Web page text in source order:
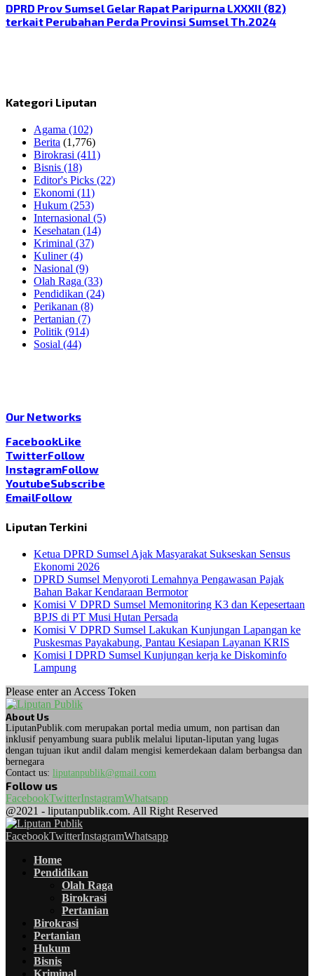
DPRD Prov Sumsel Gelar Rapat Paripurna LXXXII (82)
terkait Perubahan Perda Provinsi Sumsel Th.2024
Kategori Liputan
Agama (102)
Berita (1,776)
Birokrasi (411)
Bisnis (18)
Editor's Picks (22)
Ekonomi (11)
Hukum (253)
Internasional (5)
Kesehatan (14)
Kriminal (37)
Kuliner(4)
Nasional (9)
Olah Raga (33)
Pendidikan (24)
Perikanan (8)
Pertanian (7)
Politik (914)
Sosial (44)
Our Networks
FacebookLike
TwitterFollow
InstagramFollow
YoutubeSubscribe
EmailFollow
Liputan Terkini
Ketua DPRD Sumsel Ajak Masyarakat Sukseskan Sensus
Ekonomi 2026
DPRD Sumsel Menyoroti Lemahnya Pengawasan Pajak
Bahan Bakar Kendaraan Bermotor
Komisi V DPRD Sumsel Memonitoring K3 dan Kepesertaan
BPJS di PT Musi Hutan Persada
Komisi V DPRD Sumsel Lakukan Kunjungan Lapangan ke
Puskesmas Payakabung, Pantau Kesiapan Layanan KRIS
Komisi I DPRD Sumsel Kunjungan kerja ke Diskominfo
Lampung
Please enter an Access Token
About Us
LiputanPublik.com merupakan portal media umum, non partisan dan
inklusif penyambung suara publik melalui liputan-liputan yang lugas
dengan tujuan ikut andil dalam mengisi kemerdekaan dalam berbangsa dan
bernegara
Contact us: liputanpublik@gmail.com
Follow us
FacebookTwitterInstagramWhatsapp
@2021 - liputanpublik.com. All Right Reserved
FacebookTwitterInstagramWhatsapp
Home
Pendidikan
Olah Raga
Birokrasi
Pertanian
Birokrasi
Pertanian
Hukum
Bisnis
Kriminal